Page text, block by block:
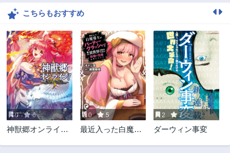
こちらもおすすめ
0 6
神獣郷オンライ
0 5
最近入った白魔導
2 7
ダーウィン事変